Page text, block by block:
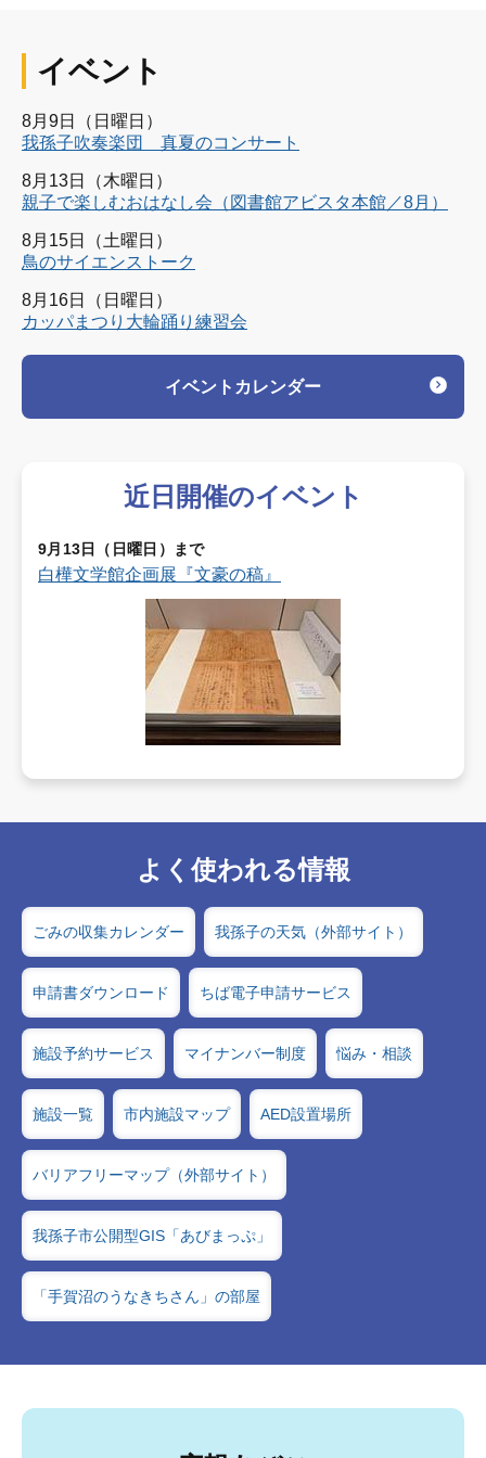
イベント
8月9日（日曜日）
我孫子吹奏楽団 真夏のコンサート
8月13日（木曜日）
親子で楽しむおはなし会（図書館アビスタ本館／8月）
8月15日（土曜日）
鳥のサイエンストーク
8月16日（日曜日）
カッパまつり大輪踊り練習会
イベントカレンダー
近日開催のイベント
9月13日（日曜日）まで
白樺文学館企画展『文豪の稿』
よく使われる情報
ごみの収集カレンダー 我孫子の天気（外部サイト）
申請書ダウンロード ちば電子申請サービス
施設予約サービス マイナンバー制度 悩み・相談
施設一覧 市内施設マップ AED設置場所
バリアフリーマップ（外部サイト）
我孫子市公開型GIS「あびまっぷ」
「手賀沼のうなきちさん」の部屋